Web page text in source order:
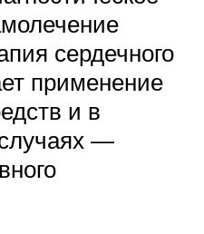
сердечного
применение
и в
—